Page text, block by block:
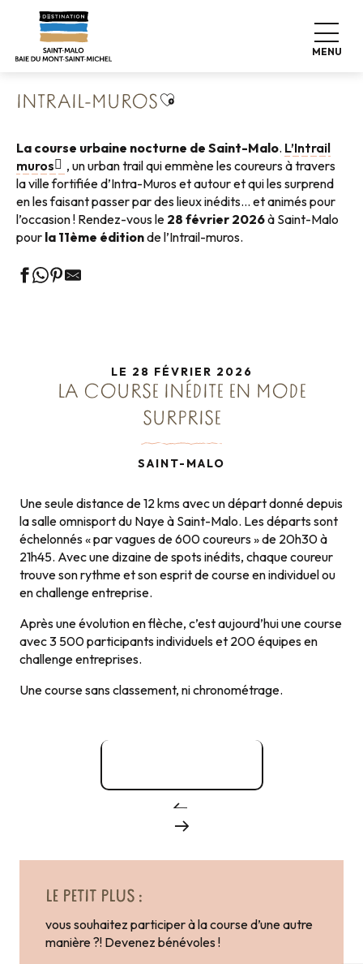
contenu
MENU
Accueil Vivre comme chez nous
Grands événements
Intrail-Muros
INTRAIL-MUROSAjouter aux favoris
La course urbaine nocturne de Saint-Malo. L’Intrail
muros
, un urban trail qui emmène les coureurs à travers
la ville fortifiée d’Intra-Muros et autour et qui les surprend
en les faisant passer par des lieux inédits… et animés pour
l’occasion ! Rendez-vous le 28 février 2026à Saint-Malo
pour la 11ème éditionde l’Intrail-muros.
LE 28 FÉVRIER 2026
LA COURSE INÉDITE EN MODE
SURPRISE
SAINT-MALO
Une seule distance de 12 kms avec un départ donné depuis
la salle omnisport du Naye à Saint-Malo. Les départs sont
échelonnés « par vagues de 600 coureurs » de 20h30 à
21h45. Avec une dizaine de spots inédits, chaque coureur
trouve son rythme et son esprit de course en individuel ou
en challenge entreprise.
Après une évolution en flèche, c’est aujourd’hui une course
avec 3 500 participants individuels et 200 équipes en
challenge entreprises.
Une course sans classement, ni chronométrage.
LE PETIT PLUS :
vous souhaitez participer à la course d’une autre
manière ?! Devenez bénévoles !